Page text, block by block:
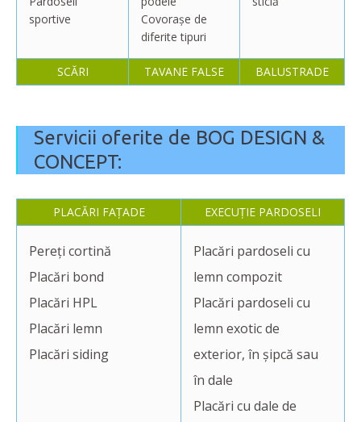
sportive
Covorașe de
diferite tipuri
SCĂRI TAVANE FALSE BALUSTRADE
Servicii oferite de BOG DESIGN &
CONCEPT:
PLACĂRI FAȚADE EXECUȚIE PARDOSELI
Pereți cortină
Placări bond
Placări HPL
Placări lemn
Placări siding
Placări pardoseli cu
lemn compozit
Placări pardoseli cu
lemn exotic de
exterior, în șipcă sau
în dale
Placări cu dale de